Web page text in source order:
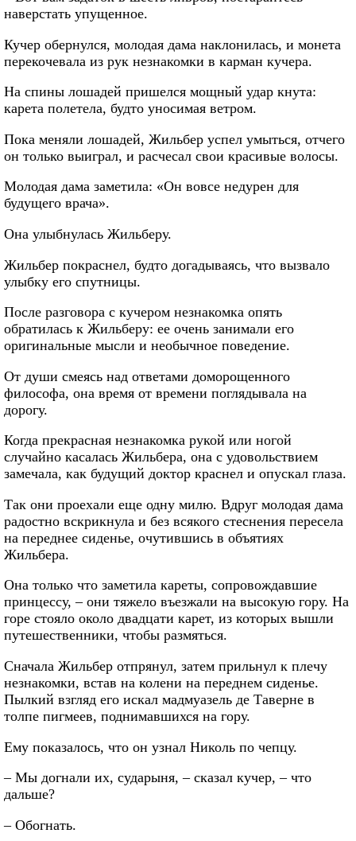
наверстать упущенное.
Кучер обернулся, молодая дама наклонилась, и монета
перекочевала из рук незнакомки в карман кучера.
На спины лошадей пришелся мощный удар кнута:
карета полетела, будто уносимая ветром.
Пока меняли лошадей, Жильбер успел умыться, отчего
он только выиграл, и расчесал свои красивые волосы.
Молодая дама заметила: «Он вовсе недурен для
будущего врача».
Она улыбнулась Жильберу.
Жильбер покраснел, будто догадываясь, что вызвало
улыбку его спутницы.
После разговора с кучером незнакомка опять
обратилась к Жильберу: ее очень занимали его
оригинальные мысли и необычное поведение.
От души смеясь над ответами доморощенного
философа, она время от времени поглядывала на
дорогу.
Когда прекрасная незнакомка рукой или ногой
случайно касалась Жильбера, она с удовольствием
замечала, как будущий доктор краснел и опускал глаза.
Так они проехали еще одну милю. Вдруг молодая дама
радостно вскрикнула и без всякого стеснения пересела
на переднее сиденье, очутившись в объятиях
Жильбера.
Она только что заметила кареты, сопровождавшие
принцессу, – они тяжело въезжали на высокую гору. На
горе стояло около двадцати карет, из которых вышли
путешественники, чтобы размяться.
Сначала Жильбер отпрянул, затем прильнул к плечу
незнакомки, встав на колени на переднем сиденье.
Пылкий взгляд его искал мадмуазель де Таверне в
толпе пигмеев, поднимавшихся на гору.
Ему показалось, что он узнал Николь по чепцу.
– Мы догнали их, сударыня, – сказал кучер, – что
дальше?
– Обогнать.